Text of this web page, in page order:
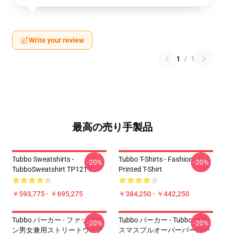
Write your review
1 / 1
最高の売り手製品
Tubbo Sweatshirts -
TubboSweatshirt TP1211
￥593,775 - ￥695,275
-20%
Tubbo T-Shirts - Fashion
Printed T-Shirt
￥384,250 - ￥442,250
-20%
Tubbo パーカー - ファッショ
ン男女兼用ストリートウェア
-20%
Tubbo パーカー - Tubbo クリ
スマスプルオーバーパーカー
-20%